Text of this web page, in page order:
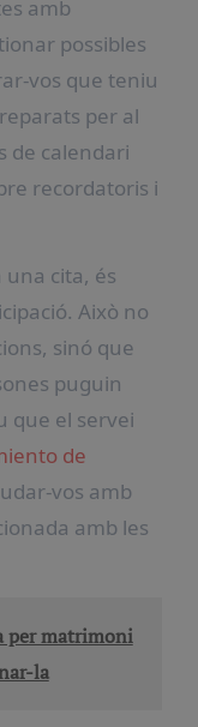
amb
possibles
vos que teniu
per al
de calendari
recordatoris i
una cita, és
Això no
sinó que
puguin
que el servei
de
vos amb
amb les
per matrimoni
la